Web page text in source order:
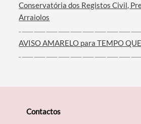
Conservatória dos Registos Civil,
Arraiolos
AVISO AMARELO para TEMPO
Contactos